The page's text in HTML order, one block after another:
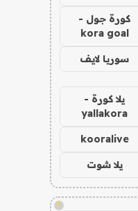
كورة جول -
kora goal
سوريا لايف
يلا كورة -
yallakora
kooralive
يلا شوت
!